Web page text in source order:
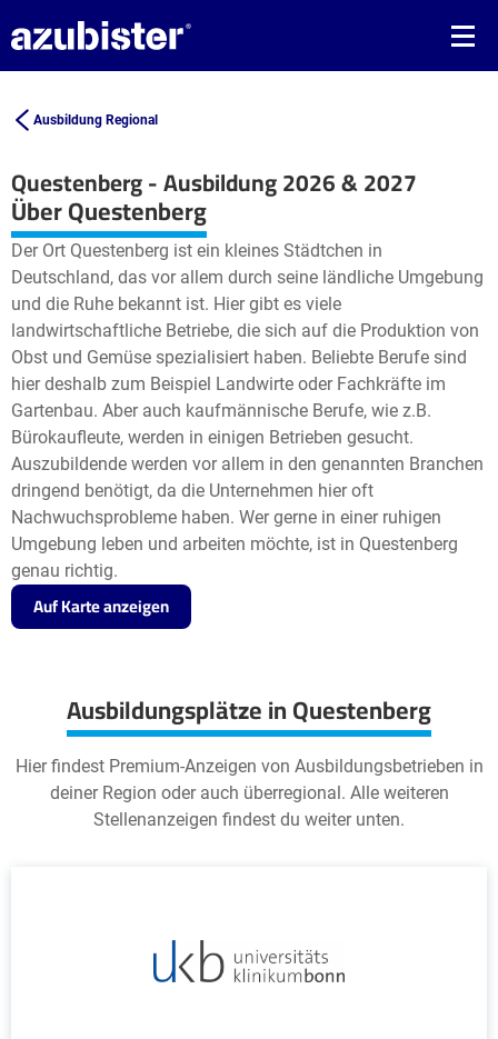
Ausbildung Regional
Questenberg - Ausbildung 2026 & 2027
+
−
Leaflet| ©OpenStreetMap2contributors
Über Questenberg
Der Ort Questenberg ist ein kleines Städtchen in
Deutschland, das vor allem durch seine ländliche Umgebung
und die Ruhe bekannt ist. Hier gibt es viele
landwirtschaftliche Betriebe, die sich auf die Produktion von
Obst und Gemüse spezialisiert haben. Beliebte Berufe sind
hier deshalb zum Beispiel Landwirte oder Fachkräfte im
Gartenbau. Aber auch kaufmännische Berufe, wie z.B.
Bürokaufleute, werden in einigen Betrieben gesucht.
Auszubildende werden vor allem in den genannten Branchen
dringend benötigt, da die Unternehmen hier oft
Nachwuchsprobleme haben. Wer gerne in einer ruhigen
Umgebung leben und arbeiten möchte, ist in Questenberg
genau richtig.
Auf Karte anzeigen
Ausbildungsplätze in Questenberg
Hier findest Premium-Anzeigen von Ausbildungsbetrieben in
deiner Region oder auch überregional. Alle weiteren
Stellenanzeigen findest du weiter unten.